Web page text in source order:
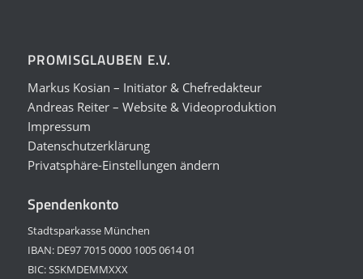
PROMISGLAUBEN E.V.
Markus Kosian – Initiator & Chefredakteur
Andreas Reiter – Website & Videoproduktion
Impressum
Datenschutzerklärung
Privatsphäre-Einstellungen ändern
Spendenkonto
Stadtsparkasse München
IBAN: DE97 7015 0000 1005 0614 01
BIC: SSKMDEMMXXX